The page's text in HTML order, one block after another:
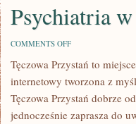
Psychiatria
COMMENTS OFFON
W
Tęczowa Przystań to
internetowy tworzona z
Tęczowa Przystań dobrze
jednocześnie zaprasza do